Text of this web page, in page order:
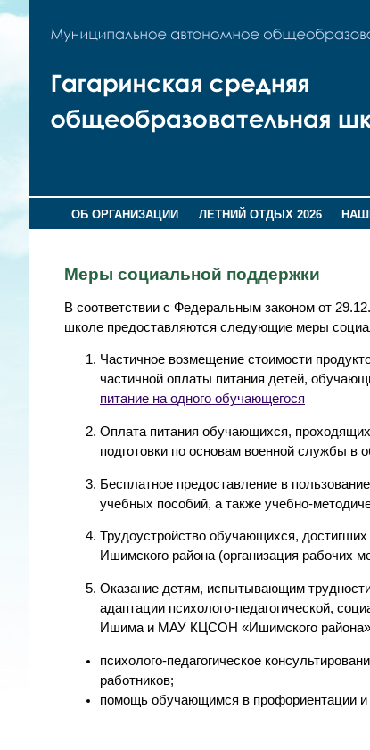
ОБ ОРГАНИЗАЦИИ ЛЕТНИЙ ОТДЫХ 2026
Меры социальной поддержки
В соответствии с Федеральным законом от
школе предоставляются следующие меры
Частичное возмещение стоимости
частичной оплаты питания детей,
питание на одного обучающегося
Оплата питания обучающихся,
подготовки по основам военной службы в
Бесплатное предоставление в
учебных пособий, а также учебно-
Трудоустройство обучающихся, достигших
Ишимского района (организация рабочих
Оказание детям, испытывающим
адаптации психолого-педагогической,
Ишима и МАУ КЦСОН «Ишимского
психолого-педагогическое
работников;
помощь обучающимся в профориентации и